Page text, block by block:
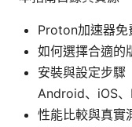
Proton加速器免
如何選擇合適的
安裝與設定步驟
Android、iOS、
性能比較與真實